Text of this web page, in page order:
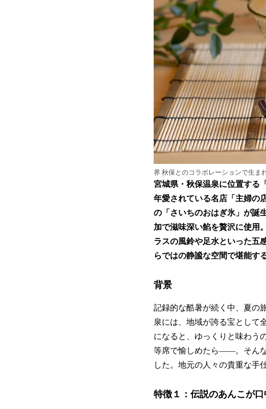
界 秋保とのコラボレーションで生ま
宮城県・秋保温泉に位置する
年愛されている名店「主婦の
の「さいちのおはぎ氷」が誕
加で滋味深い餡を贅沢に使用
ラスの風鈴や足水といった五
らではの静謐な空間で堪能す
背景
記録的な酷暑が続く中、夏の
泉には、地域が誇る宝として
になると、ゆっくりと味わう
等席で愉しめたら——。そん
した。地元の人々の貴重な手
特徴１：伝説のあんこが口